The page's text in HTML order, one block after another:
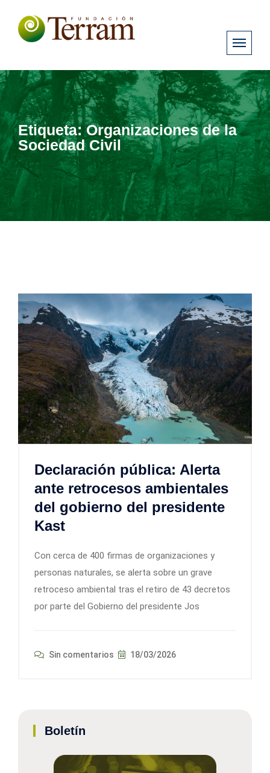
Etiqueta:Organizaciones de la
Sociedad Civil
Declaración pública: Alerta
ante retrocesos ambientales
del gobierno del presidente
Kast
Con cerca de 400 firmas de organizaciones y
personas naturales, se alerta sobre un grave
retroceso ambiental tras el retiro de 43 decretos
por parte del Gobierno del presidente Jos
Sin comentarios 18/03/2026
Boletín